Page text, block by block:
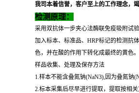
我司本着信誉，客户至上的工作理念，
检测原理：
采用双抗体一步夹心法酶联免疫吸附试
加入标本、标准品、HRP标记的检测抗
色，并在酸的作用下转化成最终的黄色
样品收集、处理及保存方法
1.样本不能含叠氮钠(NaN3),因为叠氮钠
2.标本采集后尽早进行提取，提取按相关